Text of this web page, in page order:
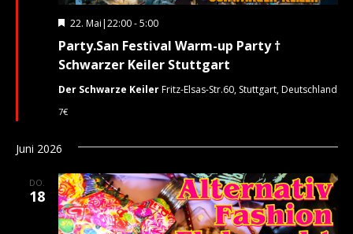
Party.San Festival Warm-up Party †
Schwarzer Keiler Stuttgart
Hervorgehoben
22. Mai|22:00-5:00
Der Schwarze KeilerFritz-Elsas-Str.60, Stuttgart, Deutschland
7€
Juni 2026
DO.
18